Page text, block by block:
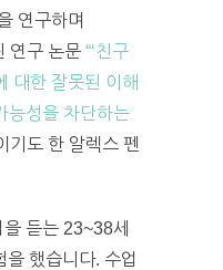
연구하며
연구 논문 “‘친구
대한 잘못된 이해
능성을 차단하는
기도 한 알렉스 펜
듣는 23~38세
했습니다. 수업